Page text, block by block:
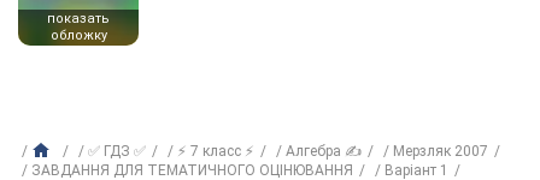
показать
обложку
✅ ГДЗ ✅ ⚡ 7 класс ⚡ Алгебра ✍
Мерзляк 2007
ЗАВДАННЯ ДЛЯ ТЕМАТИЧНОГО ОЦІНЮВАННЯ
Варіант 1